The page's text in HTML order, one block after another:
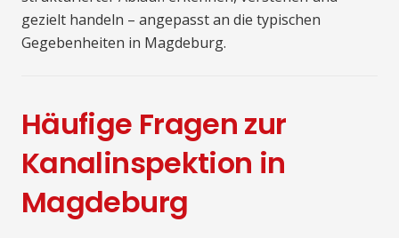
gezielt handeln – angepasst an die typischen
Gegebenheiten in Magdeburg.
Häufige Fragen zur
Kanalinspektion in
Magdeburg